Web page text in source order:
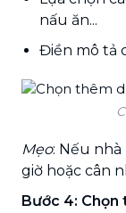
nấu ăn...
Điền mô tả
Mẹo: Nếu nhà
giờ hoặc cân
Bước 4: Chọn